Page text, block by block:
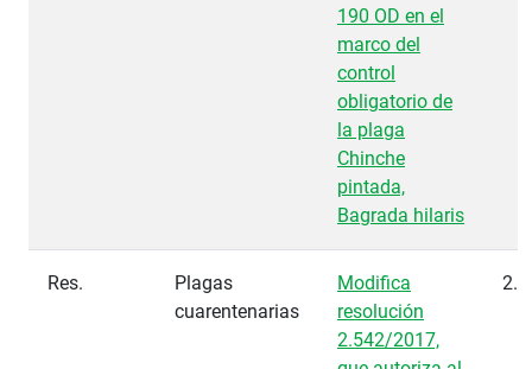
190 OD en el
marco del
control
obligatorio de
la plaga
Chinche
pintada,
Bagrada hilaris
Res.
Plagas
cuarentenarias
Modifica
resolución
2.542/2017,